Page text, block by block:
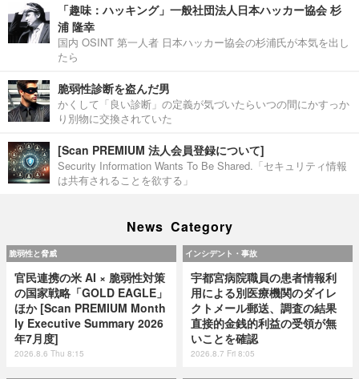
「趣味：ハッキング」一般社団法人日本ハッカー協会 杉
浦 隆幸
国内 OSINT 第一人者 日本ハッカー協会の杉浦氏が本気を出し
たら
脆弱性診断を盗んだ男
かくして「良い診断」の定義が気づいたらいつの間にかすっか
り別物に交換されていた
[Scan PREMIUM 法人会員登録について]
Security Information Wants To Be Shared.「セキュリティ情報
は共有されることを欲する」
News Category
脆弱性と脅威
官民連携の米 AI × 脆弱性対策
の国家戦略「GOLD EAGLE」
ほか [Scan PREMIUM Month
ly Executive Summary 2026
年7月度]
2026.8.6 Thu 8:15
インシデント・事故
宇都宮病院職員の患者情報利
用による別医療機関のダイレ
クトメール郵送、調査の結果
直接的金銭的利益の受領が無
いことを確認
2026.8.7 Fri 8:05